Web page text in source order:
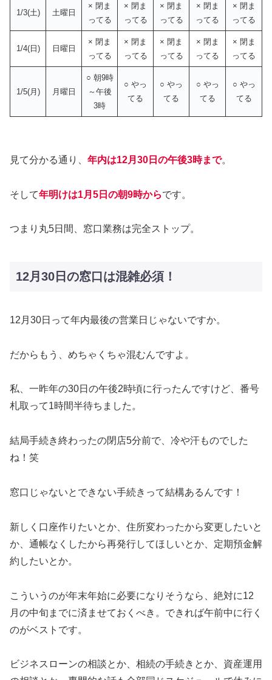
1/3(土) 土曜日
× 閉ま
ってる
× 閉ま
ってる
× 閉ま
ってる
× 閉ま
ってる
× 閉ま
ってる
1/4(日) 日曜日
× 閉ま
ってる
× 閉ま
ってる
× 閉ま
ってる
× 閉ま
ってる
× 閉ま
ってる
1/5(月) 月曜日
○ 朝9時
～午後
3時
○ やっ
てる
○ やっ
てる
○ やっ
てる
○ やっ
てる
見て分かる通り、 年内は12月30日の午後3時まで。
そして年明けは1月5日の朝9時からです。
つまり丸5日間、窓口業務は完全ストップ。
12月30日の窓口は混雑必須！
12月30日って年内最後の営業日じゃないですか。
だからもう、めちゃくちゃ混むんですよ。
私、一昨年の30日の午後2時頃に行ったんですけど、番号
札取って1時間半待ちました。
結局手続き終わったの閉店5分前で、冷や汗ものでした
ね！笑
窓口じゃないとできない手続きって結構あるんです！
新しく口座作りたいとか、住所変わったから変更したいと
か、通帳なくしたから再発行してほしいとか、定期預金解
約したいとか。
こういうのが年末年始に必要になりそうなら、絶対に12
月の中旬までに済ませておくべき。できれば午前中に行く
のがベストです。
ビジネスローンの相談とか、相続の手続きとか、資産運用